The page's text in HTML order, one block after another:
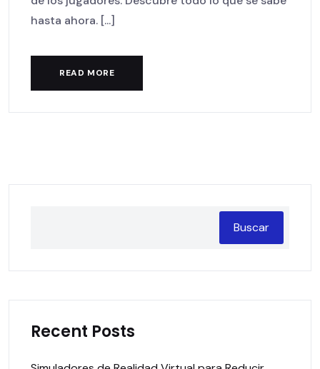
hasta ahora. [...]
READ MORE
Buscar
Recent Posts